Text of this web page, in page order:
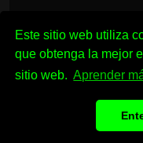
Este sitio web utiliza
que obtenga la mejor
sitio web. Aprender